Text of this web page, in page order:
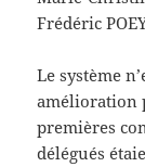
Frédéric
Le système
amélioration
premières
délégués